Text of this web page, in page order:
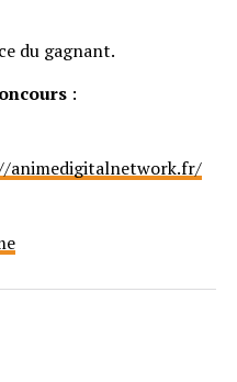
du gagnant.
:
animedigitalnetwork.fr/